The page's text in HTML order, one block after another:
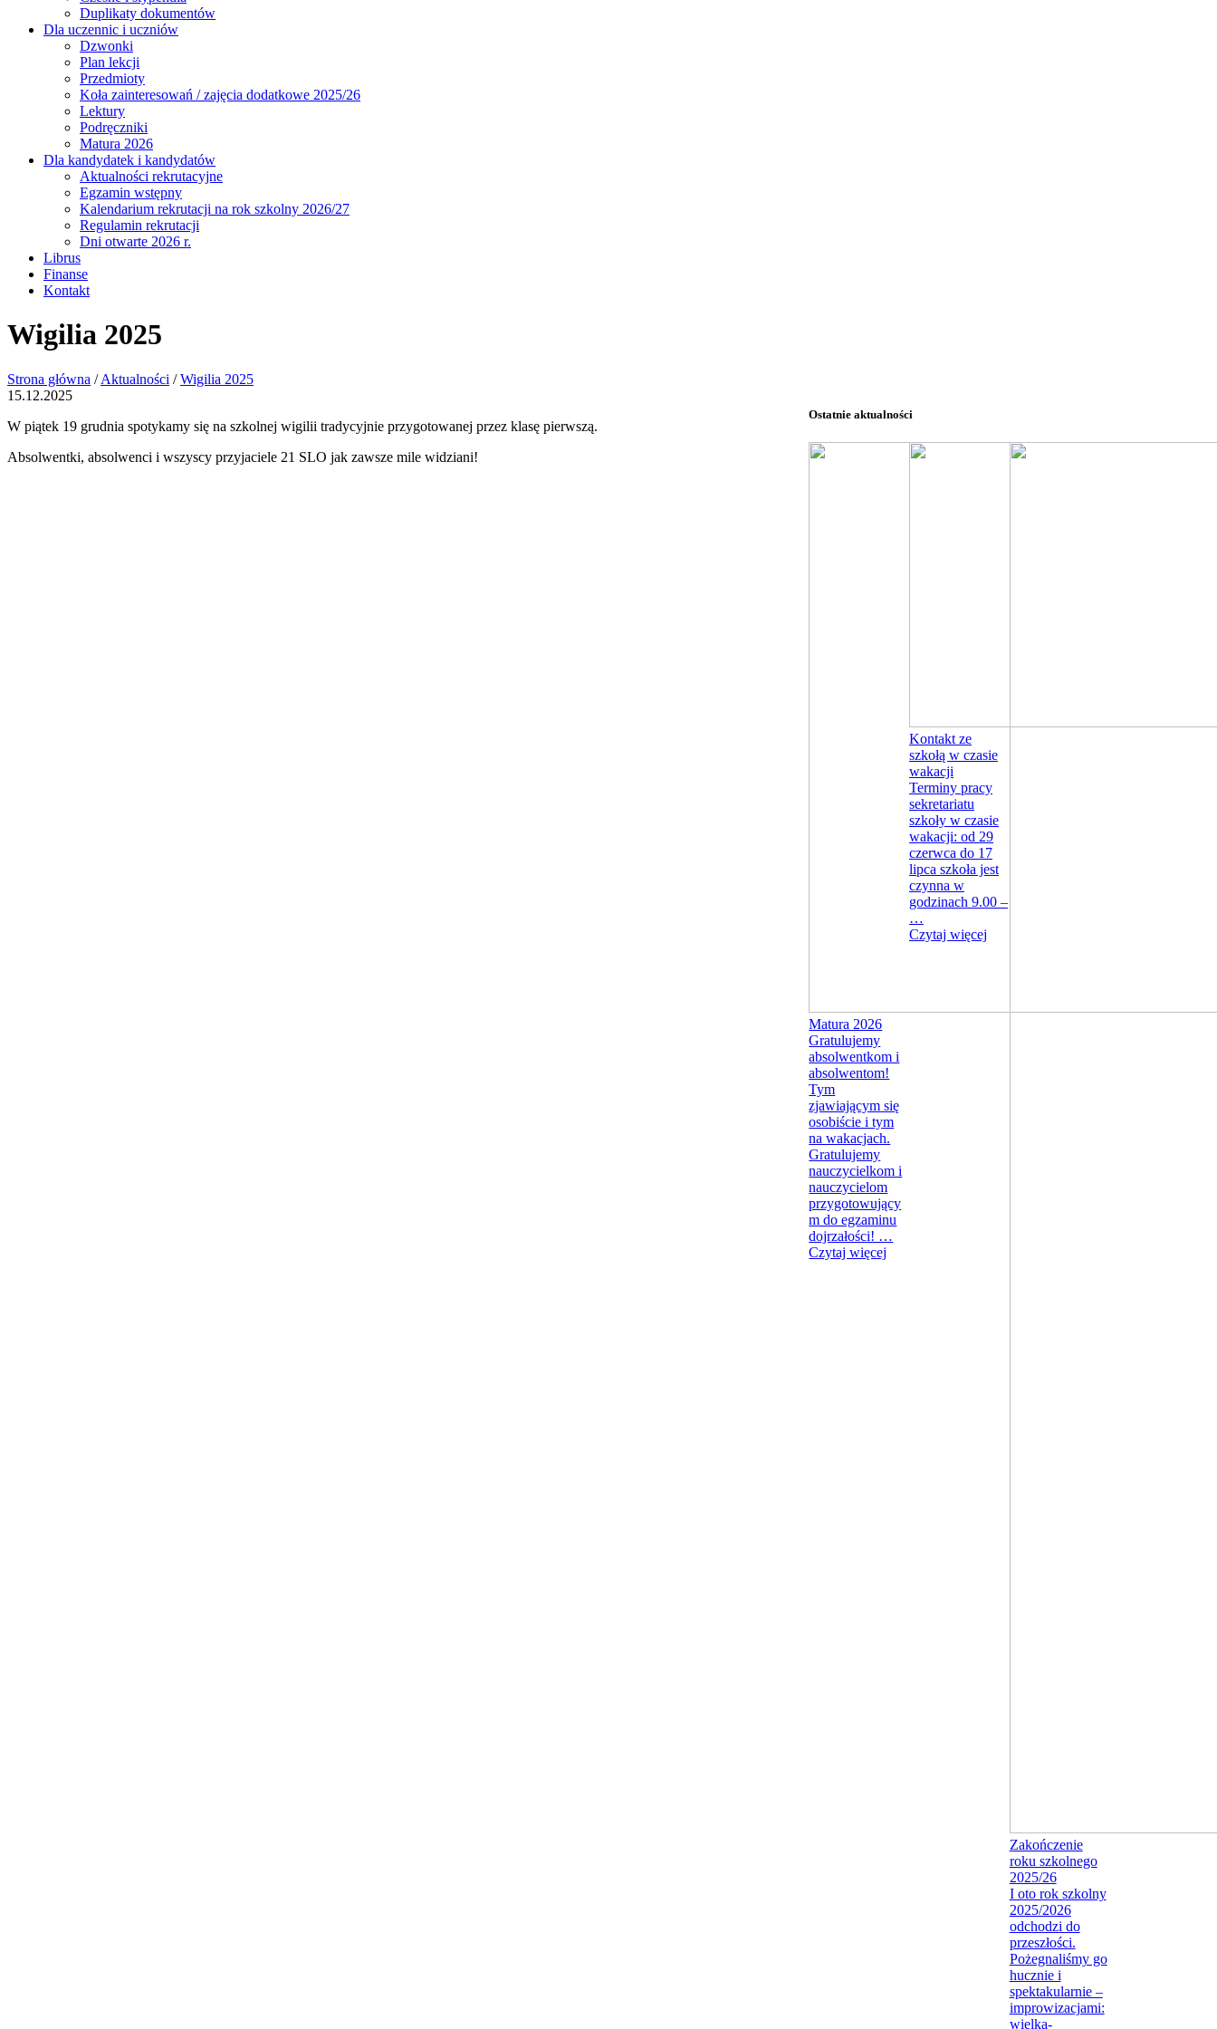
Duplikaty dokumentów
Dla uczennic i uczniów
Dzwonki
Plan lekcji
Przedmioty
Koła zainteresowań / zajęcia dodatkowe 2025/26
Lektury
Podręczniki
Matura 2026
Dla kandydatek i kandydatów
Aktualności rekrutacyjne
Egzamin wstępny
Kalendarium rekrutacji na rok szkolny 2026/27
Regulamin rekrutacji
Dni otwarte 2026 r.
Librus
Finanse
Kontakt
Wigilia 2025
Strona główna /Aktualności /Wigilia 2025
15.12.2025
W piątek 19 grudnia spotykamy się na szkolnej wigilii tradycyjnie przygotowanej przez klasę pierwszą.
Absolwentki, absolwenci i wszyscy przyjaciele 21 SLO jak zawsze mile widziani!
Ostatnie aktualności
Matura 2026
Gratulujemy
absolwentkom i
absolwentom!
Tym
zjawiającym się
osobiście i tym
na wakacjach.
Gratulujemy
nauczycielkom i
nauczycielom
przygotowujący
m do egzaminu
dojrzałości! …
Czytaj więcej
Kontakt ze
szkołą w czasie
wakacji
Terminy pracy
sekretariatu
szkoły w czasie
wakacji: od 29
czerwca do 17
lipca szkoła jest
czynna w
godzinach 9.00 –
…
Czytaj więcej
Zakończenie
roku szkolnego
2025/26
I oto rok szkolny
2025/2026
odchodzi do
przeszłości.
Pożegnaliśmy go
hucznie i
spektakularnie –
improwizacjami:
wielką-